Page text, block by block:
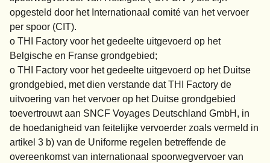
opgesteld door het Internationaal comité van het vervoer
per spoor (CIT).
o THI Factory voor het gedeelte uitgevoerd op het
Belgische en Franse grondgebied;
o THI Factory voor het gedeelte uitgevoerd op het Duitse
grondgebied, met dien verstande dat THI Factory de
uitvoering van het vervoer op het Duitse grondgebied
toevertrouwt aan SNCF Voyages Deutschland GmbH, in
de hoedanigheid van feitelijke vervoerder zoals vermeld in
artikel 3 b) van de Uniforme regelen betreffende de
overeenkomst van internationaal spoorwegvervoer van